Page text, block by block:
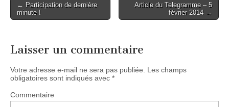
Post
navigation
← Participation de dernière
minute !
Article du Telegramme – 5
février 2014 →
Laisser un commentaire
Votre adresse e-mail ne sera pas publiée.
Les champs
obligatoires sont indiqués avec *
Commentaire